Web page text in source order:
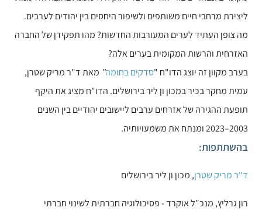
ליצירת מרחבי חיים משותפים ולשיפור היחסים בין יהודים לערבים.
מה צופן העתיד לערים המעורבות החדשות? מהו תפקידן של החברה
האזרחית והרשות המקומית בערים אלה?
בערב מקוון זה יוצג הדו"ח "סדקים בחומה" מאת ד"ר מריק שטרן,
עמית מחקר בכיר במכון ון ליר בירושלים. הדו"ח מציג את היקף
תופעת ההגירה של אזרחים ערבים ליישובים יהודיים בין השנים
2003–2023 ומנתח את משמעויותיה.
בהשתתפות:
ד"ר מריק שטרן, מכון ון ליר בירושלים
רון גרליץ, מנכ"ל אוקרד - פסיכולוגיה חברתית לשינוי חברתי